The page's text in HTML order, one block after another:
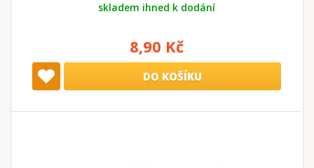
skladem ihned k dodání
8,90 Kč
DO KOŠÍKU